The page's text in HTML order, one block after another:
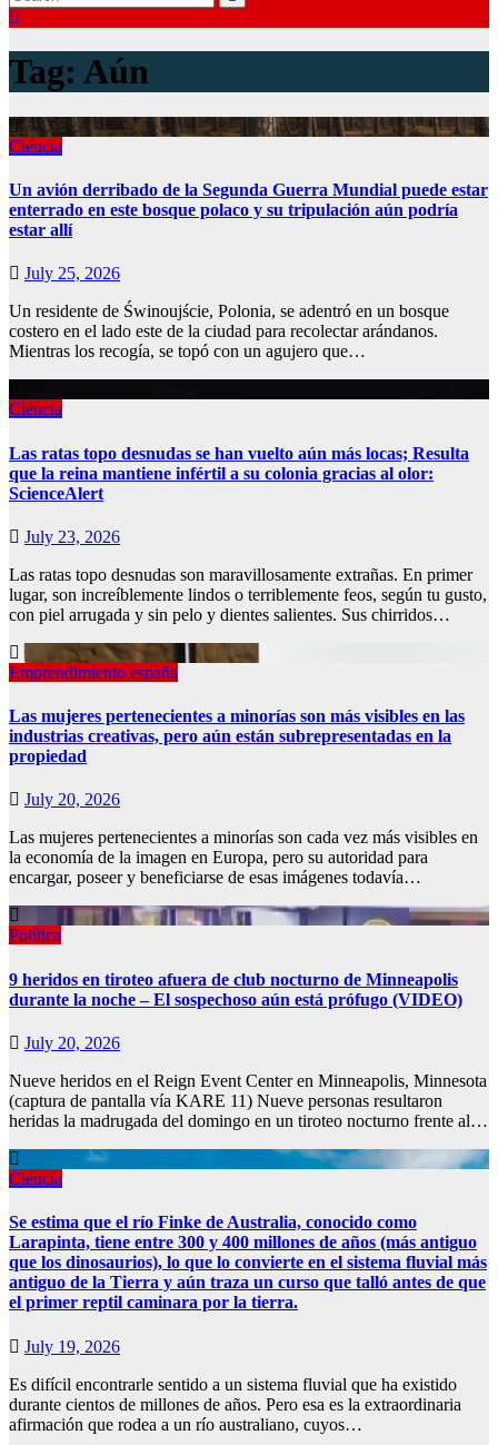
Tag: Aún
Ciéncia
Un avión derribado de la Segunda Guerra Mundial puede estar
enterrado en este bosque polaco y su tripulación aún podría
estar allí
July 25, 2026
Un residente de Świnoujście, Polonia, se adentró en un bosque
costero en el lado este de la ciudad para recolectar arándanos.
Mientras los recogía, se topó con un agujero que…
Ciéncia
Las ratas topo desnudas se han vuelto aún más locas; Resulta
que la reina mantiene infértil a su colonia gracias al olor:
ScienceAlert
July 23, 2026
Las ratas topo desnudas son maravillosamente extrañas. En primer
lugar, son increíblemente lindos o terriblemente feos, según tu gusto,
con piel arrugada y sin pelo y dientes salientes. Sus chirridos…
Emprendimiento españa
Las mujeres pertenecientes a minorías son más visibles en las
industrias creativas, pero aún están subrepresentadas en la
propiedad
July 20, 2026
Las mujeres pertenecientes a minorías son cada vez más visibles en
la economía de la imagen en Europa, pero su autoridad para
encargar, poseer y beneficiarse de esas imágenes todavía…
Política
9 heridos en tiroteo afuera de club nocturno de Minneapolis
durante la noche – El sospechoso aún está prófugo (VIDEO)
July 20, 2026
Nueve heridos en el Reign Event Center en Minneapolis, Minnesota
(captura de pantalla vía KARE 11) Nueve personas resultaron
heridas la madrugada del domingo en un tiroteo nocturno frente al…
Ciéncia
Se estima que el río Finke de Australia, conocido como
Larapinta, tiene entre 300 y 400 millones de años (más antiguo
que los dinosaurios), lo que lo convierte en el sistema fluvial más
antiguo de la Tierra y aún traza un curso que talló antes de que
el primer reptil caminara por la tierra.
July 19, 2026
Es difícil encontrarle sentido a un sistema fluvial que ha existido
durante cientos de millones de años. Pero esa es la extraordinaria
afirmación que rodea a un río australiano, cuyos…